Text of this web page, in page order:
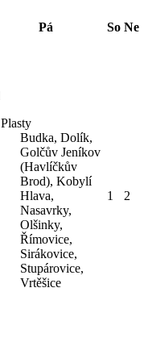
Pá So Ne
Plasty
Budka, Dolík,
Golčův Jeníkov
(Havlíčkův
Brod), Kobylí
Hlava,
Nasavrky,
Olšinky,
Římovice,
Sirákovice,
Stupárovice,
Vrtěšice
1 2